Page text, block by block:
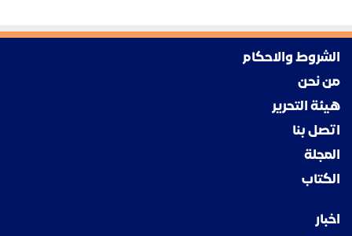
الشروط والاحكام
من نحن
هيئة التحرير
اتصل بنا
المجلة
الكتاب
اخبار